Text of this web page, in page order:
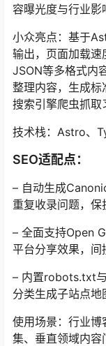
容曝光度与行业影
小众亮点：基于
输出，页面加载速
JSON等多格式内
整理内容，生成
搜索引擎爬虫抓取
技术栈：Astro、
SEO适配点：
– 自动生成
重复收录问题，保
– 全面支持Open
平台分享效果，
– 内置robots.txt
分类生成子站点
使用场景：行业
集、垂直领域内容